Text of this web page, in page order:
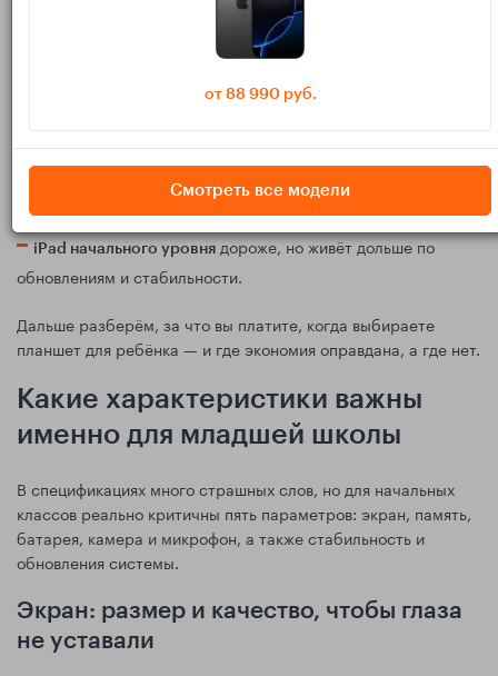
3. Сколько вы готовы потратить
Для реальных задач младшей школы не нужен топовый
закрывает базу: учебники, браузер и
iPad начального уровнядороже, но живёт дольше по
обновлениям и стабильности.
Дальше разберём, за что вы платите, когда выбираете
планшет для ребёнка — и где экономия оправдана, а где нет.
Какие характеристики важны
именно для младшей школы
В спецификациях много страшных слов, но для начальных
классов реально критичны пять параметров: экран, память,
батарея, камера и микрофон, а также стабильность и
обновления системы.
Экран: размер и качество, чтобы глаза
не уставали
от 88 990 руб.
Смотреть все модели